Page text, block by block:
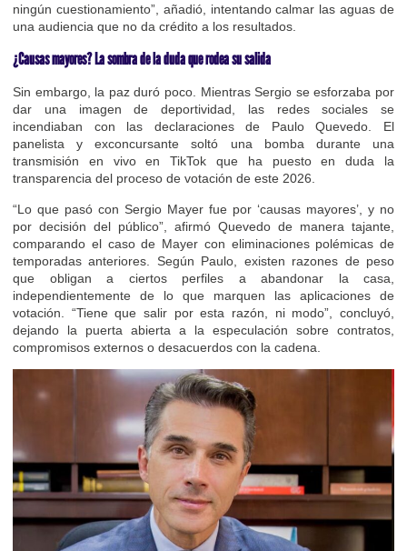
ningún cuestionamiento”, añadió, intentando calmar las aguas de
una audiencia que no da crédito a los resultados.
¿Causas mayores? La sombra de la duda que rodea su salida
Sin embargo, la paz duró poco. Mientras Sergio se esforzaba por
dar una imagen de deportividad, las redes sociales se
incendiaban con las declaraciones de Paulo Quevedo. El
panelista y exconcursante soltó una bomba durante una
transmisión en vivo en TikTok que ha puesto en duda la
transparencia del proceso de votación de este 2026.
“Lo que pasó con Sergio Mayer fue por ‘causas mayores’, y no
por decisión del público”, afirmó Quevedo de manera tajante,
comparando el caso de Mayer con eliminaciones polémicas de
temporadas anteriores. Según Paulo, existen razones de peso
que obligan a ciertos perfiles a abandonar la casa,
independientemente de lo que marquen las aplicaciones de
votación. “Tiene que salir por esta razón, ni modo”, concluyó,
dejando la puerta abierta a la especulación sobre contratos,
compromisos externos o desacuerdos con la cadena.